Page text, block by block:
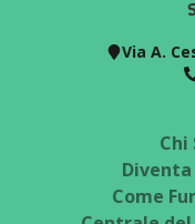
Via A.
Chi
Diventa
Come